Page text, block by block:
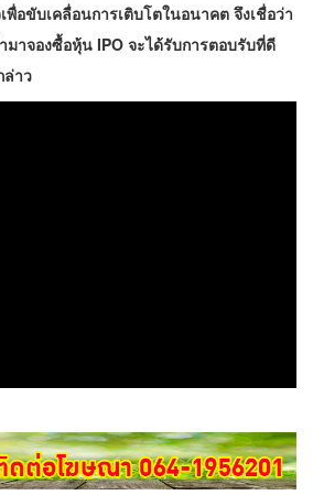
อขับเคลื่อนการเติบโตในอนาคต จึงเชื่อว่า
มาจองซื้อหุ้น IPO จะได้รับการตอบรับที่ดี
าว